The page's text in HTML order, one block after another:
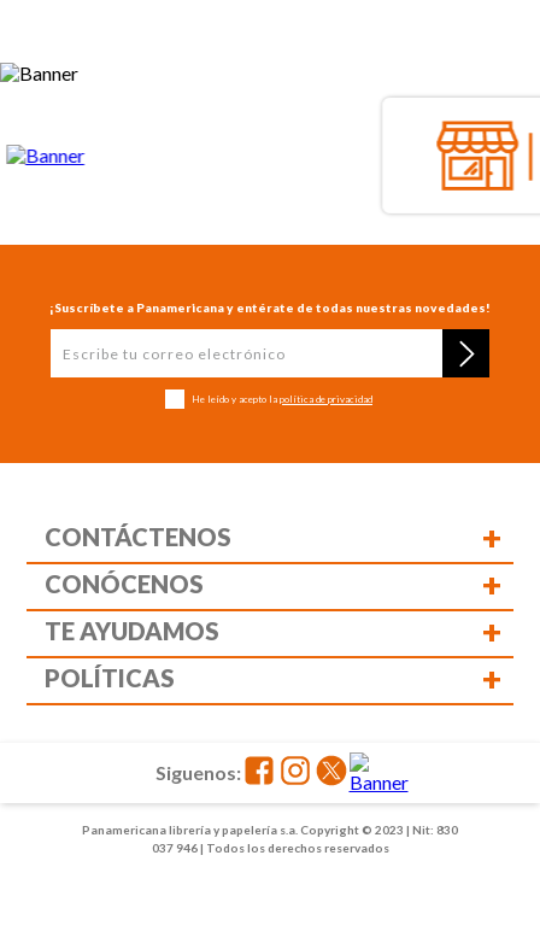
¡Suscríbete a Panamericana y entérate de todas nuestras novedades!
He leído y acepto la política de privacidad
CONTÁCTENOS +
CONÓCENOS +
TE AYUDAMOS +
POLÍTICAS +
Panamericana librería y papelería s.a. Copyright © 2023 | Nit: 830
037 946 | Todos los derechos reservados
Siguenos: